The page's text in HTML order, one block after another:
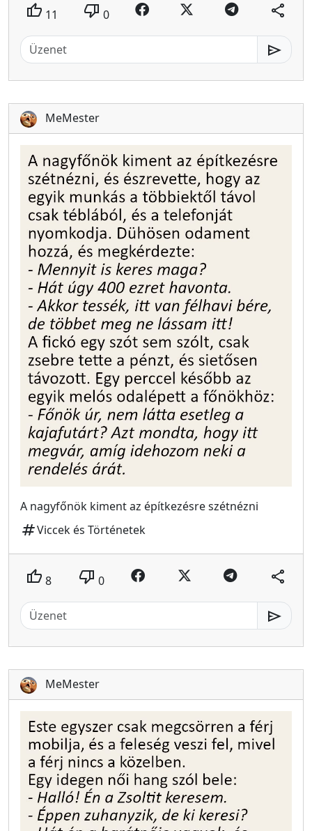
thumb_up 11 thumb_down 0 share
send
MeMester
A nagyfőnök kiment az építkezésre szétnézni
tagViccek és Történetek
thumb_up 8 thumb_down 0 share
send
MeMester